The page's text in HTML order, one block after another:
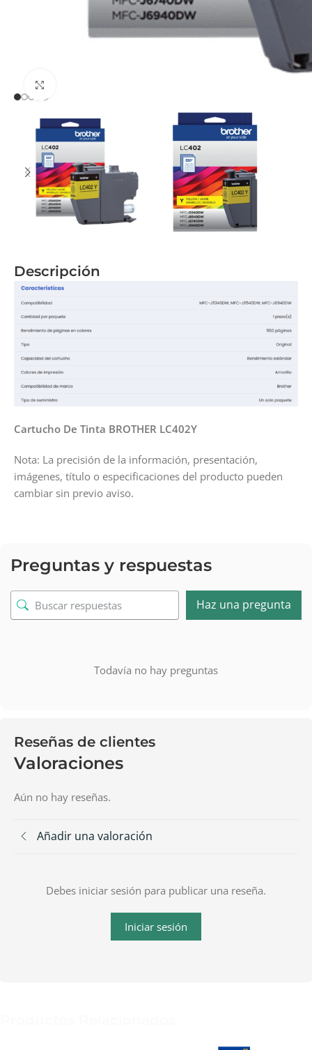
Descripción
Cartucho De Tinta BROTHER LC402Y
Nota: La precisión de la información, presentación,
imágenes, título o especificaciones del producto pueden
cambiar sin previo aviso.
Preguntas y respuestas
Haz una pregunta
Todavía no hay preguntas
Reseñas de clientes
Valoraciones
Aún no hay reseñas.
Añadir una valoración
Debes iniciar sesión para publicar una reseña.
Iniciar sesión